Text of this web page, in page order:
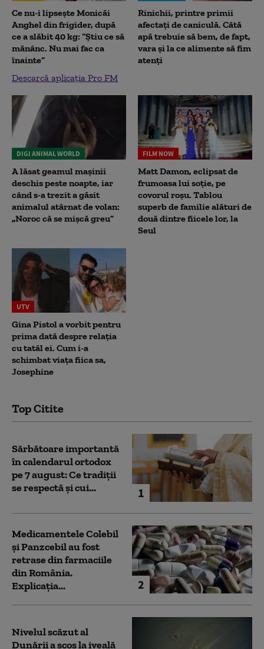
Ce nu-i lipsește Monicăi
Anghel din frigider, după
ce a slăbit 40 kg: “Știu ce să
mănânc. Nu mai fac ca
înainte”
Descarcă aplicația Pro FM
Rinichii, printre primii
afectați de caniculă. Câtă
apă trebuie să bem, de fapt,
vara și la ce alimente să fim
atenți
DIGI ANIMAL WORLD
A lăsat geamul mașinii
deschis peste noapte, iar
când s-a trezit a găsit
animalul atârnat de volan:
„Noroc că se mișcă greu”
FILM NOW
Matt Damon, eclipsat de
frumoasa lui soție, pe
covorul roșu. Tablou
superb de familie alături de
două dintre fiicele lor, la
Seul
UTV
Gina Pistol a vorbit pentru
prima dată despre relația
cu tatăl ei. Cum i-a
schimbat viața fiica sa,
Josephine
Top Citite
1
Sărbătoare importantă
în calendarul ortodox
pe 7 august: Ce tradiții
se respectă și cui...
2
Medicamentele Colebil
și Panzcebil au fost
retrase din farmaciile
din România.
Explicația...
Nivelul scăzut al
Dunării a scos la iveală